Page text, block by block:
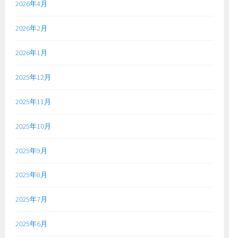
2026年4月
2026年2月
2026年1月
2025年12月
2025年11月
2025年10月
2025年9月
2025年8月
2025年7月
2025年6月